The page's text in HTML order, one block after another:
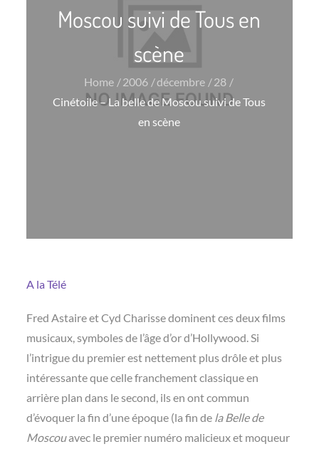
Moscou suivi de Tous en
scène
Home 2006 décembre
28
Cinétoile – La belle de Moscou suivi de Tous
en scène
A la Télé
Fred Astaire et Cyd Charisse dominent ces deux films
musicaux, symboles de l’âge d’or d’Hollywood. Si
l’intrigue du premier est nettement plus drôle et plus
intéressante que celle franchement classique en
arrière plan dans le second, ils en ont commun
d’évoquer la fin d’une époque (la fin de la Belle de
Moscouavec le premier numéro malicieux et moqueur